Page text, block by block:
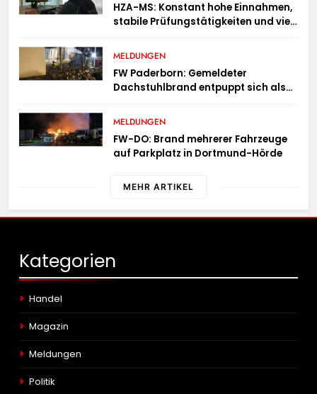
HZA-MS: Konstant hohe Einnahmen,
stabile Prüfungstätigkeiten und viel
Hauptzollamt Münster zieht für 2025
MELDUNGEN
FW Paderborn: Gemeldeter
Dachstuhlbrand entpuppt sich als
Gymnasium
MELDUNGEN
FW-DO: Brand mehrerer Fahrzeuge
auf Parkplatz in Dortmund-Hörde
MEHR ARTIKEL
Kategorien
Handel
Magazin
Meldungen
Politik